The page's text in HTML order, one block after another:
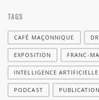
TAGS
CAFÉ MAÇONNIQUE
EXPOSITION FRANC-
INTELLIGENCE ARTIFICIELLE
PODCAST PUBLICATION